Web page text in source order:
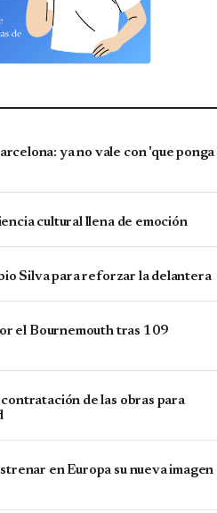
ya no vale con 'que ponga
cultural llena de emoción
Silva para reforzar la delantera
el Bournemouth tras 109
de las obras para
en Europa su nueva imagen